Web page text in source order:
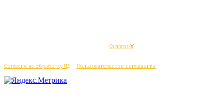
Quantor-∀
Согласие на обработку ПД Пользовательское соглашение